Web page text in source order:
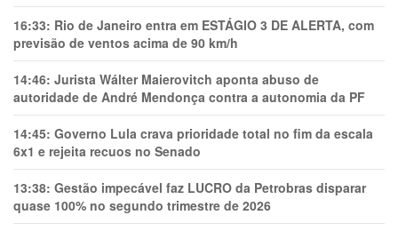
16:33: Rio de Janeiro entra em ESTÁGIO 3 DE ALERTA, com
previsão de ventos acima de 90 km/h
14:46: Jurista Wálter Maierovitch aponta abuso de
autoridade de André Mendonça contra a autonomia da PF
14:45: Governo Lula crava prioridade total no fim da escala
6x1 e rejeita recuos no Senado
13:38: Gestão impecável faz LUCRO da Petrobras disparar
quase 100% no segundo trimestre de 2026